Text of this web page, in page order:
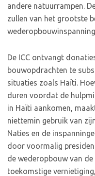
andere natuurrampen.
zullen van het grootste
De ICC ontvangt
bouwopdrachten te
situaties zoals Haïti.
duren voordat de
in Haïti aankomen,
niettemin gebruik van
Naties en de
door voormalig
de wederopbouw van
toekomstige